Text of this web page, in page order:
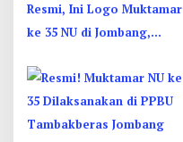
Resmi, Ini Logo Muktamar
ke 35 NU di Jombang,